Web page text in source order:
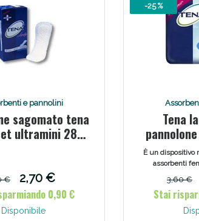
e pannolini
sagomato tena
ultramini 28
€
2,70 €
0,90 €
Disponibile
-25 %
Tena
È un dispositivo
assorbenti
protezione
sensazione
discrezione,
Indicato per
3,60 €
Stai
Intestinale: Sconto fino al
Scopri le offerte di Oggi